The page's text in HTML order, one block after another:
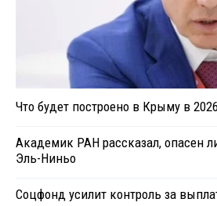
Что будет построено в Крыму в
Академик РАН рассказал, опасен
Эль-Ниньо
Соцфонд усилит контроль за